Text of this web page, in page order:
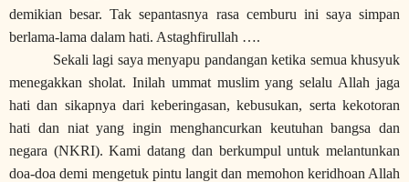
demikian besar. Tak sepantasnya rasa cemburu ini saya simpan
berlama-lama dalam hati. Astaghfirullah ….
Sekali lagi saya menyapu pandangan ketika semua khusyuk
menegakkan sholat. Inilah ummat muslim yang selalu Allah jaga
hati dan sikapnya dari keberingasan, kebusukan, serta kekotoran
hati dan niat yang ingin menghancurkan keutuhan bangsa dan
negara (NKRI). Kami datang dan berkumpul untuk melantunkan
doa-doa demi mengetuk pintu langit dan memohon keridhoan Allah